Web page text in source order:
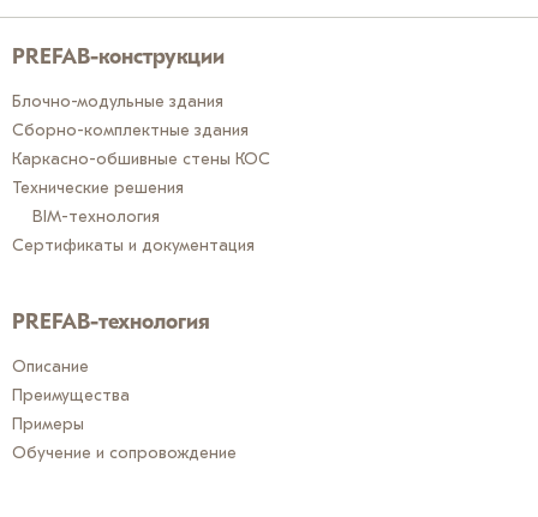
PREFAB-конструкции
Блочно-модульные здания
Сборно-комплектные здания
Каркасно-обшивные стены КОС
Технические решения
BIM-технология
Сертификаты и документация
PREFAB-технология
Описание
Преимущества
Примеры
Обучение и сопровождение